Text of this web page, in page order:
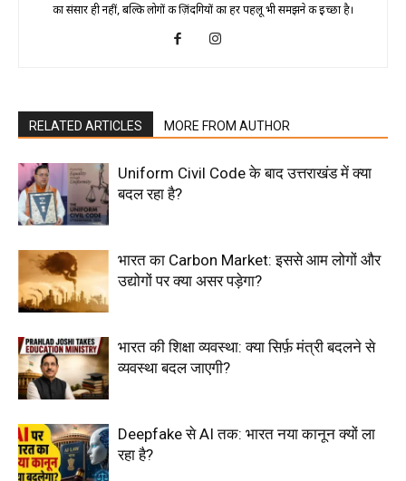
का संसार ही नहीं, बल्कि लोगों की ज़िंदगियों का हर पहलू भी समझने की इच्छा है।
RELATED ARTICLES MORE FROM AUTHOR
Uniform Civil Code के बाद उत्तराखंड में क्या
बदल रहा है?
भारत का Carbon Market: इससे आम लोगों और
उद्योगों पर क्या असर पड़ेगा?
भारत की शिक्षा व्यवस्था: क्या सिर्फ़ मंत्री बदलने से
व्यवस्था बदल जाएगी?
Deepfake से AI तक: भारत नया कानून क्यों ला
रहा है?